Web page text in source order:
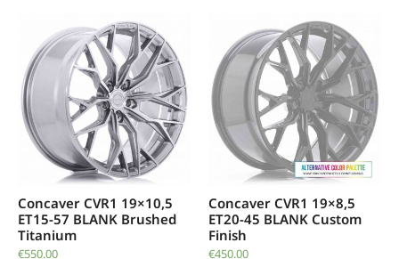
Concaver CVR1 19×10,5
ET15-57 BLANK Brushed
Titanium
€550.00
Concaver CVR1 19×8,5
ET20-45 BLANK Custom
Finish
€450.00